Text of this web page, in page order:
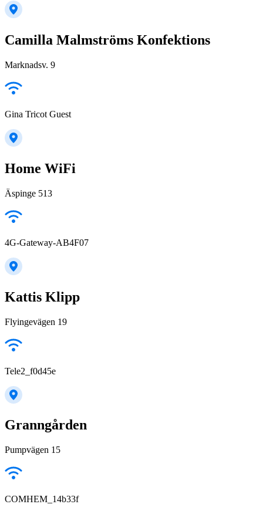
Camilla Malmströms Konfektions
Marknadsv. 9
Gina Tricot Guest
Home WiFi
Äspinge 513
4G-Gateway-AB4F07
Kattis Klipp
Flyingevägen 19
Tele2_f0d45e
Granngården
Pumpvägen 15
COMHEM_14b33f